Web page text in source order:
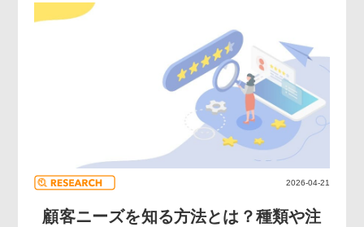
2026-04-21
顧客ニーズを知る方法とは？種類や注